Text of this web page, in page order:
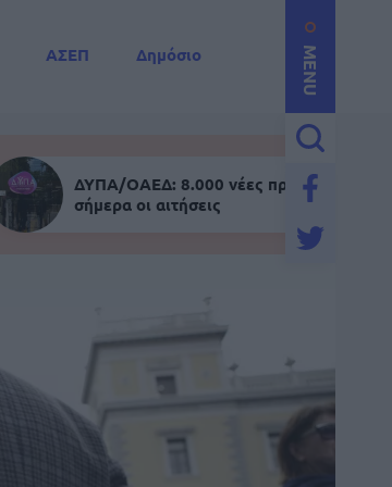
MENU
ΑΣΕΠ
Δημόσιο
ΔΥΠΑ/ΟΑΕΔ: 8.000 νέες προσλήψεις -
σήμερα οι αιτήσεις